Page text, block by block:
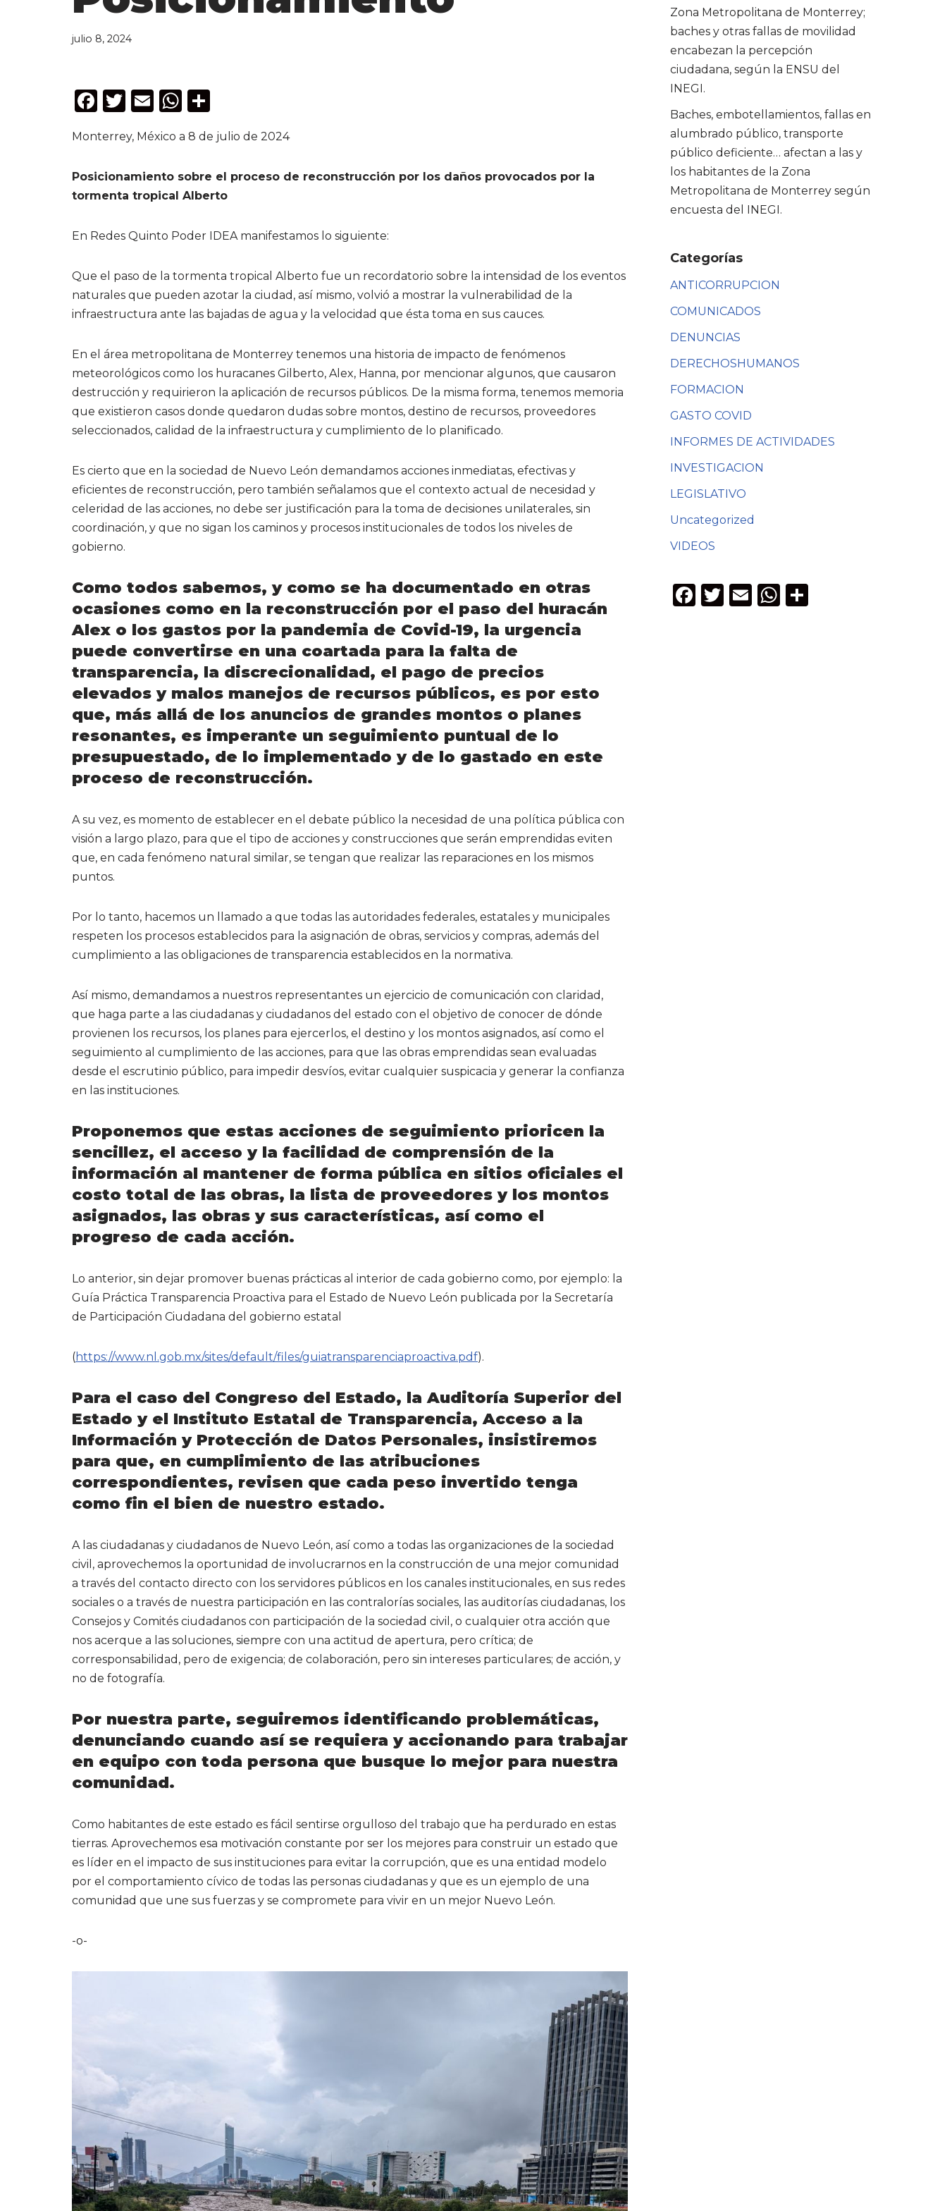
julio 8, 2024
F
c
e
b
o
T
it
te
r
E
ai
l
W
a
ts
A
p
m
p
ar
r
Monterrey, México a 8 de julio de 2024
Posicionamiento sobre el proceso de reconstrucción por los daños provocados por la
tormenta tropical Alberto
En Redes Quinto Poder IDEA manifestamos lo siguiente:
Que el paso de la tormenta tropical Alberto fue un recordatorio sobre la intensidad de los eventos
naturales que pueden azotar la ciudad, así mismo, volvió a mostrar la vulnerabilidad de la
infraestructura ante las bajadas de agua y la velocidad que ésta toma en sus cauces.
En el área metropolitana de Monterrey tenemos una historia de impacto de fenómenos
meteorológicos como los huracanes Gilberto, Alex, Hanna, por mencionar algunos, que causaron
destrucción y requirieron la aplicación de recursos públicos. De la misma forma, tenemos memoria
que existieron casos donde quedaron dudas sobre montos, destino de recursos, proveedores
seleccionados, calidad de la infraestructura y cumplimiento de lo planificado.
Es cierto que en la sociedad de Nuevo León demandamos acciones inmediatas, efectivas y
eficientes de reconstrucción, pero también señalamos que el contexto actual de necesidad y
celeridad de las acciones, no debe ser justificación para la toma de decisiones unilaterales, sin
coordinación, y que no sigan los caminos y procesos institucionales de todos los niveles de
gobierno.
Como todos sabemos, y como se ha documentado en otras
ocasiones como en la reconstrucción por el paso del huracán
Alex o los gastos por la pandemia de Covid-19, la urgencia
puede convertirse en una coartada para la falta de
transparencia, la discrecionalidad, el pago de precios
elevados y malos manejos de recursos públicos, es por esto
que, más allá de los anuncios de grandes montos o planes
resonantes, es imperante un seguimiento puntual de lo
presupuestado, de lo implementado y de lo gastado en este
proceso de reconstrucción.
A su vez, es momento de establecer en el debate público la necesidad de una política pública con
visión a largo plazo, para que el tipo de acciones y construcciones que serán emprendidas eviten
que, en cada fenómeno natural similar, se tengan que realizar las reparaciones en los mismos
puntos.
Por lo tanto, hacemos un llamado a que todas las autoridades federales, estatales y municipales
respeten los procesos establecidos para la asignación de obras, servicios y compras, además del
cumplimiento a las obligaciones de transparencia establecidos en la normativa.
Así mismo, demandamos a nuestros representantes un ejercicio de comunicación con claridad,
que haga parte a las ciudadanas y ciudadanos del estado con el objetivo de conocer de dónde
provienen los recursos, los planes para ejercerlos, el destino y los montos asignados, así como el
seguimiento al cumplimiento de las acciones, para que las obras emprendidas sean evaluadas
desde el escrutinio público, para impedir desvíos, evitar cualquier suspicacia y generar la confianza
en las instituciones.
Proponemos que estas acciones de seguimiento prioricen la
sencillez, el acceso y la facilidad de comprensión de la
información al mantener de forma pública en sitios oficiales el
costo total de las obras, la lista de proveedores y los montos
asignados, las obras y sus características, así como el
progreso de cada acción.
Lo anterior, sin dejar promover buenas prácticas al interior de cada gobierno como, por ejemplo: la
Guía Práctica Transparencia Proactiva para el Estado de Nuevo León publicada por la Secretaría
de Participación Ciudadana del gobierno estatal
(https://www.nl.gob.mx/sites/default/files/guiatransparenciaproactiva.pdf).
Para el caso del Congreso del Estado, la Auditoría Superior del
Estado y el Instituto Estatal de Transparencia, Acceso a la
Información y Protección de Datos Personales, insistiremos
para que, en cumplimiento de las atribuciones
correspondientes, revisen que cada peso invertido tenga
como fin el bien de nuestro estado.
A las ciudadanas y ciudadanos de Nuevo León, así como a todas las organizaciones de la sociedad
civil, aprovechemos la oportunidad de involucrarnos en la construcción de una mejor comunidad
a través del contacto directo con los servidores públicos en los canales institucionales, en sus redes
sociales o a través de nuestra participación en las contralorías sociales, las auditorías ciudadanas, los
Consejos y Comités ciudadanos con participación de la sociedad civil, o cualquier otra acción que
nos acerque a las soluciones, siempre con una actitud de apertura, pero crítica; de
corresponsabilidad, pero de exigencia; de colaboración, pero sin intereses particulares; de acción, y
no de fotografía.
Por nuestra parte, seguiremos identificando problemáticas,
denunciando cuando así se requiera y accionando para trabajar
en equipo con toda persona que busque lo mejor para nuestra
comunidad.
Como habitantes de este estado es fácil sentirse orgulloso del trabajo que ha perdurado en estas
tierras. Aprovechemos esa motivación constante por ser los mejores para construir un estado que
es líder en el impacto de sus instituciones para evitar la corrupción, que es una entidad modelo
por el comportamiento cívico de todas las personas ciudadanas y que es un ejemplo de una
comunidad que une sus fuerzas y se compromete para vivir en un mejor Nuevo León.
-o-
Zona Metropolitana de Monterrey;
baches y otras fallas de movilidad
encabezan la percepción
ciudadana, según la ENSU del
INEGI.
Baches, embotellamientos, fallas en
alumbrado público, transporte
público deficiente… afectan a las y
los habitantes de la Zona
Metropolitana de Monterrey según
encuesta del INEGI.
Categorías
ANTICORRUPCION
COMUNICADOS
DENUNCIAS
DERECHOSHUMANOS
FORMACION
GASTO COVID
INFORMES DE ACTIVIDADES
INVESTIGACION
LEGISLATIVO
Uncategorized
VIDEOS
F
T
E
W